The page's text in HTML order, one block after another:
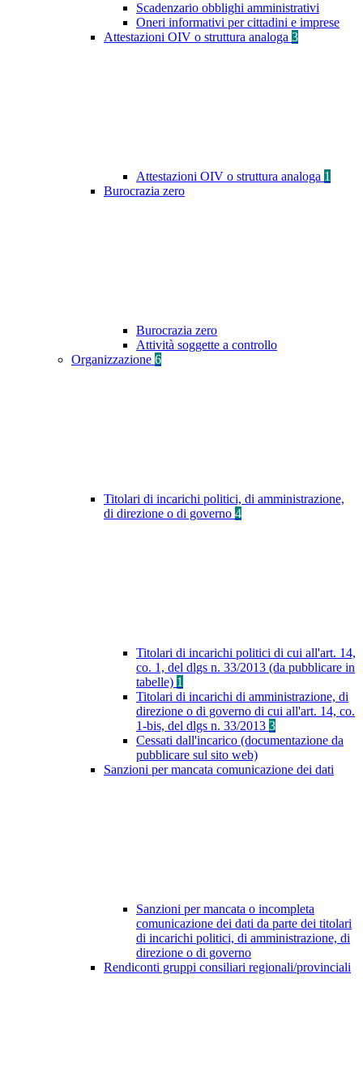
Scadenzario obblighi amministrativi
Oneri informativi per cittadini e imprese
Attestazioni OIV o struttura analoga 3
Attestazioni OIV o struttura analoga 1
Burocrazia zero
Burocrazia zero
Attività soggette a controllo
Organizzazione 6
Titolari di incarichi politici, di amministrazione,
di direzione o di governo 4
Titolari di incarichi politici di cui all'art. 14,
co. 1, del dlgs n. 33/2013 (da pubblicare in
tabelle) 1
Titolari di incarichi di amministrazione, di
direzione o di governo di cui all'art. 14, co.
1-bis, del dlgs n. 33/2013 3
Cessati dall'incarico (documentazione da
pubblicare sul sito web)
Sanzioni per mancata comunicazione dei dati
Sanzioni per mancata o incompleta
comunicazione dei dati da parte dei titolari
di incarichi politici, di amministrazione, di
direzione o di governo
Rendiconti gruppi consiliari regionali/provinciali